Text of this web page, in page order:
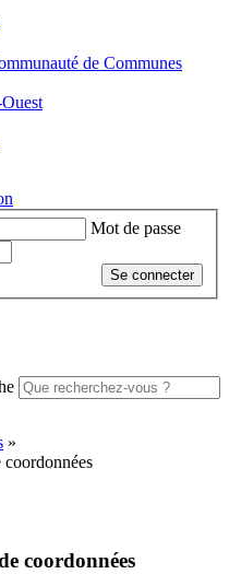
de Communes
Mot de passe
Se connecter
»
coordonnées